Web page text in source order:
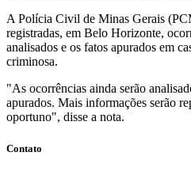
A Polícia Civil de Minas Gerais
registradas, em Belo Horizonte,
analisados e os fatos apurados em
criminosa.
"As ocorrências ainda serão
apurados. Mais informações serão
oportuno", disse a nota.
Contato